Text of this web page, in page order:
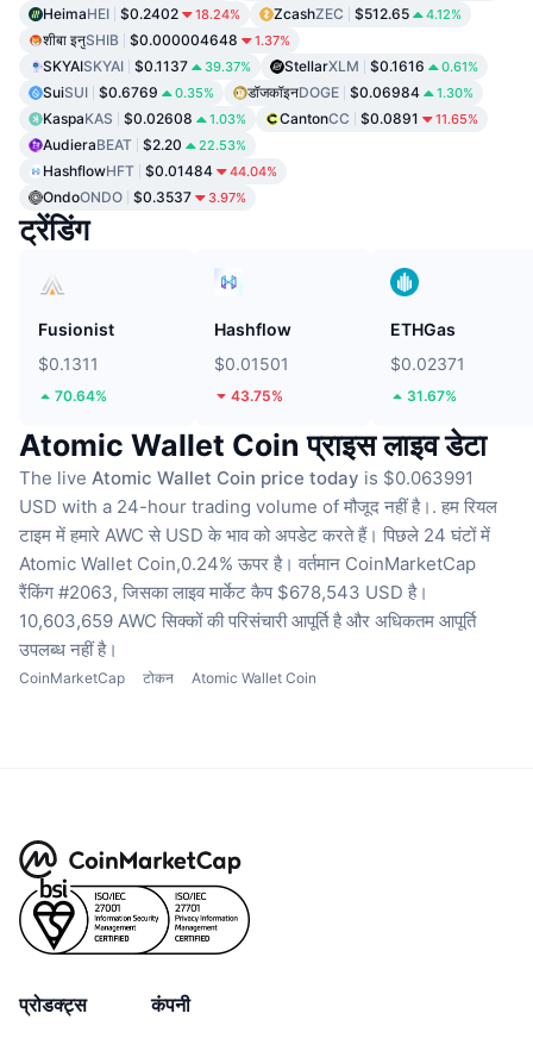
HeimaHEI $0.2402 18.24% ZcashZEC $512.65 4.12%
शीबा इनुSHIB $0.000004648 1.37%
SKYAISKYAI $0.1137 39.37% StellarXLM $0.1616 0.61%
SuiSUI $0.6769 0.35% डॉजकॉइनDOGE $0.06984 1.30%
KaspaKAS $0.02608 1.03% CantonCC $0.0891 11.65%
AudieraBEAT $2.20 22.53%
HashflowHFT $0.01484 44.04%
OndoONDO $0.3537 3.97%
ट्रेंडिंग
Fusionist
$0.1311
70.64%
Hashflow
$0.01501
43.75%
ETHGas
$0.02371
31.67%
Atomic Wallet Coin प्राइस लाइव डेटा
The live Atomic Wallet Coin price today is $0.063991
USD with a 24-hour trading volume of मौजूद नहीं है।. हम रियल
टाइम में हमारे AWC से USD के भाव को अपडेट करते हैं। पिछले 24 घंटों में
Atomic Wallet Coin,0.24% ऊपर है। वर्तमान CoinMarketCap
रैंकिंग #2063, जिसका लाइव मार्केट कैप $678,543 USD है।
10,603,659 AWC सिक्कों की परिसंचारी आपूर्ति है और अधिकतम आपूर्ति
उपलब्ध नहीं है।
CoinMarketCap टोकन Atomic Wallet Coin
प्रोडक्ट्स कंपनी